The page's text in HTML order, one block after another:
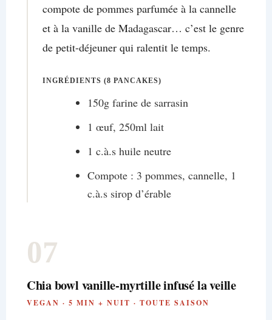
compote de pommes parfumée à la cannelle
et à la vanille de Madagascar… c’est le genre
de petit-déjeuner qui ralentit le temps.
INGRÉDIENTS (8 PANCAKES)
150g farine de sarrasin
1 œuf, 250ml lait
1 c.à.s huile neutre
Compote : 3 pommes, cannelle, 1
c.à.s sirop d’érable
07
Chia bowl vanille-myrtille infusé la veille
VEGAN · 5 MIN + NUIT · TOUTE SAISON